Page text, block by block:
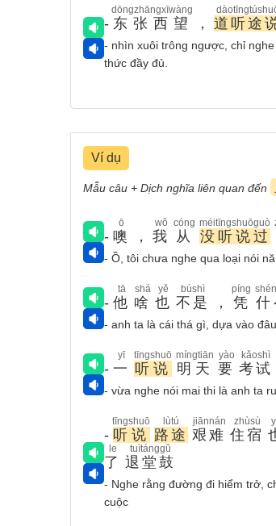
- 东张西望
dōngzhāngxīwàng
， 道听途
- nhìn xuôi trông ngược, chỉ
thức đầy đủ.
Ví dụ
Mẫu câu + Dịch nghĩa liên quan đến
- 噢
ō
， 我
wǒ
从
cóng
没听说过
méitīngshuōguò
- Ồ, tôi chưa nghe qua loại nói
- 他
tā
啥
shá
也
yě
不是
búshì
， 凭
píng
什
- anh ta là cái thá gì, dựa vào
- 一
yī
听说
tīngshuō
明天
míngtiān
要
yào
考试
kǎoshì
- vừa nghe nói mai thi là anh ta
- 听说
tīngshuō
路途
lùtú
艰难
jiānnán
住宿
zhùsù
了
le
退堂鼓
tuìtánggǔ
- Nghe rằng đường đi hiểm trở,
cuộc